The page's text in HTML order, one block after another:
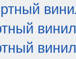
винил
винил